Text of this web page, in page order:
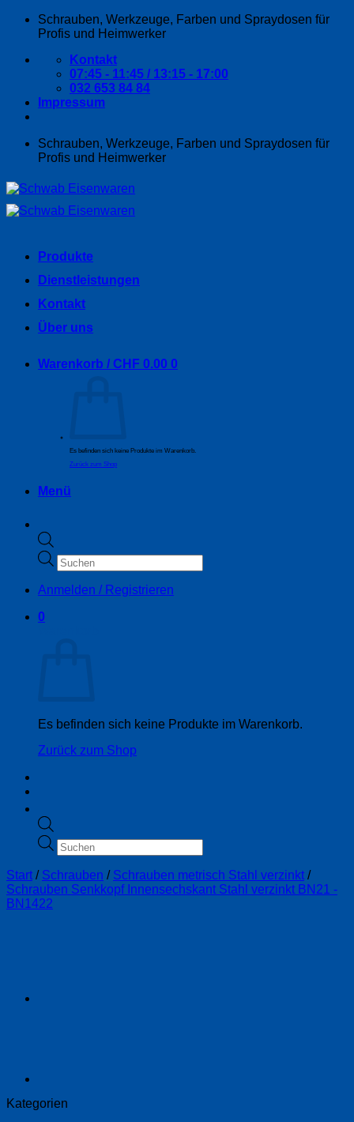
Zum
Schrauben, Werkzeuge, Farben und Spraydosen für
Profis und Heimwerker
Kontakt
07:45 - 11:45 / 13:15 - 17:00
032 653 84 84
Impressum
Schrauben, Werkzeuge, Farben und Spraydosen für
Profis und Heimwerker
Products
search
Anmelden / Registrieren
0
Es befinden sich keine Produkte im Warenkorb.
Zurück zum Shop
Produkte
Dienstleistungen
Kontakt
Über uns
Warenkorb / CHF 0.00 0
Es befinden sich keine Produkte im Warenkorb.
Zurück zum Shop
Menü
Products
search
Start / Schrauben / Schrauben metrisch Stahl verzinkt /
Schrauben Senkkopf Innensechskant Stahl verzinkt BN21 -
BN1422
Kategorien